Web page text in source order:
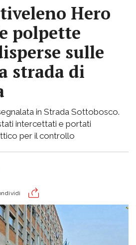
Hero
polpette
sulle
strada di
in Strada Sottobosco.
intercettati e portati
per il controllo